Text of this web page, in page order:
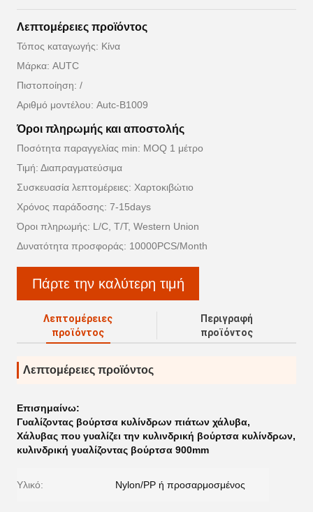
Λεπτομέρειες προϊόντος
Τόπος καταγωγής: Κίνα
Μάρκα: AUTC
Πιστοποίηση: /
Αριθμό μοντέλου: Autc-B1009
Όροι πληρωμής και αποστολής
Ποσότητα παραγγελίας min: MOQ 1 μέτρο
Τιμή: Διαπραγματεύσιμα
Συσκευασία λεπτομέρειες: Χαρτοκιβώτιο
Χρόνος παράδοσης: 7-15days
Όροι πληρωμής: L/C, T/T, Western Union
Δυνατότητα προσφοράς: 10000PCS/Month
Πάρτε την καλύτερη τιμή
Λεπτομέρειες
προϊόντος
Περιγραφή
προϊόντος
Λεπτομέρειες προϊόντος
Επισημαίνω:
Γυαλίζοντας βούρτσα κυλίνδρων πιάτων χάλυβα,
Χάλυβας που γυαλίζει την κυλινδρική βούρτσα κυλίνδρων,
κυλινδρική γυαλίζοντας βούρτσα 900mm
Υλικό: Nylon/PP ή προσαρμοσμένος